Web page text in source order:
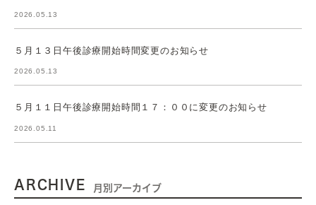
2026.05.13
５月１３日午後診療開始時間変更のお知らせ
2026.05.13
５月１１日午後診療開始時間１７：００に変更のお知らせ
2026.05.11
ARCHIVE 月別アーカイブ